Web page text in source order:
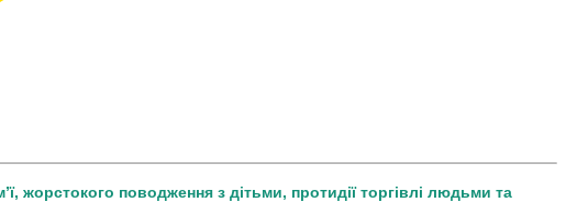
жорстокого поводження з дітьми, протидії торгівлі людьми та